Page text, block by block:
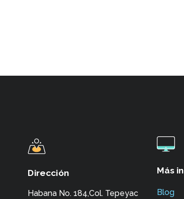
Dirección
Habana No. 184,Col. Tepeyac
Más
Blog